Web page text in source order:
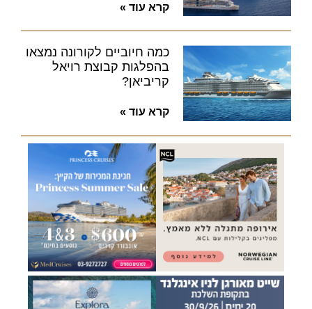
קרא עוד »
כמה חיוביים לקורונה נמצאו
בהפלגות קבוצת רויאל
קריביאן?
קרא עוד »